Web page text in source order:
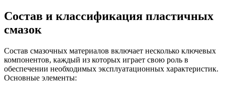
Состав и классификация пластичных
смазок
Состав смазочных материалов включает несколько ключевых
компонентов, каждый из которых играет свою роль в
обеспечении необходимых эксплуатационных характеристик.
Основные элементы: